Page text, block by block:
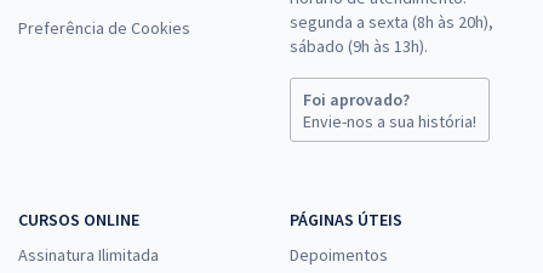
Preferência de Cookies
segunda a sexta (8h às 20h),
sábado (9h às 13h).
Foi aprovado?
Envie-nos a sua história!
CURSOS ONLINE
Assinatura Ilimitada
PÁGINAS ÚTEIS
Depoimentos